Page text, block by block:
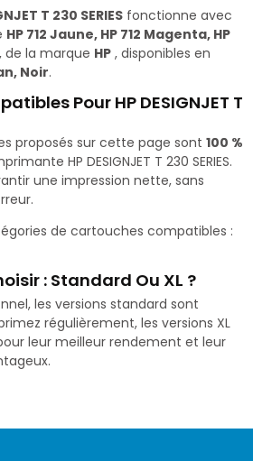
T 230 SERIES fonctionne avec
HP 712 Jaune, HP 712 Magenta, HP
, de la marque HP , disponibles en
Noir.
Pour HP DESIGNJET T
proposés sur cette page sont 100 %
HP DESIGNJET T 230 SERIES.
une impression nette, sans
de cartouches compatibles :
: Standard Ou XL ?
les versions standard sont
régulièrement, les versions XL
leur meilleur rendement et leur